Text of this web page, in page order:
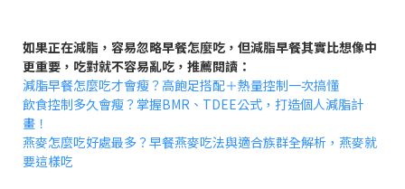
如果正在減脂，容易忽略早餐怎麼吃，但減脂早餐其實比想像中
更重要，吃對就不容易亂吃，推薦閱讀：
減脂早餐怎麼吃才會瘦？高飽足搭配＋熱量控制一次搞懂
飲食控制多久會瘦？掌握BMR、TDEE公式，打造個人減脂計
畫！
燕麥怎麼吃好處最多？早餐燕麥吃法與適合族群全解析，燕麥就
要這樣吃